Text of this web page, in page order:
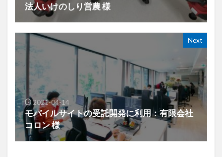
法人いけのしり営農 様
Next
2021-04-14
モバイルサイトの受託開発に利用：有限会社
コロン 様